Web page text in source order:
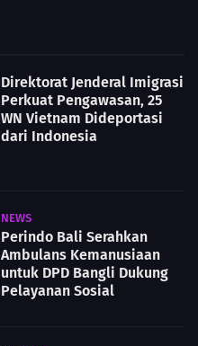
Direktorat Jenderal Imigrasi
Perkuat Pengawasan, 25
WN Vietnam Dideportasi
dari Indonesia
NEWS
Perindo Bali Serahkan
Ambulans Kemanusiaan
untuk DPD Bangli Dukung
Pelayanan Sosial